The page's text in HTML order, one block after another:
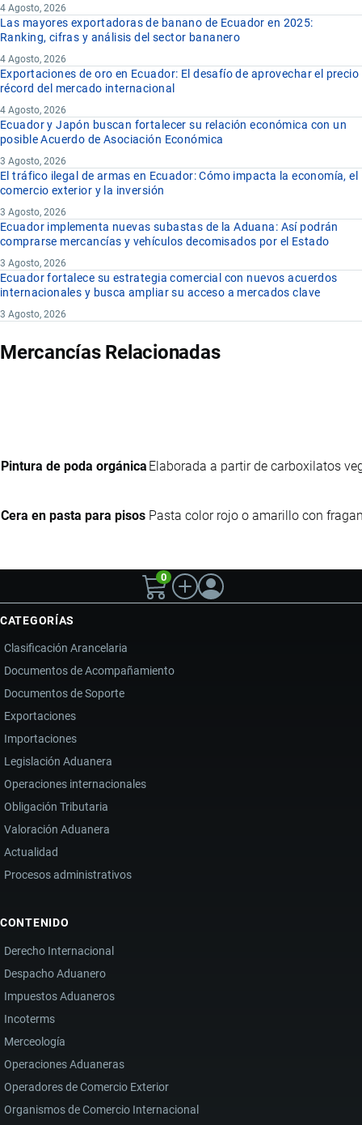
4 Agosto, 2026
Las mayores exportadoras de banano de Ecuador en 2025:
Ranking, cifras y análisis del sector bananero
4 Agosto, 2026
Exportaciones de oro en Ecuador: El desafío de aprovechar el precio
récord del mercado internacional
4 Agosto, 2026
Ecuador y Japón buscan fortalecer su relación económica con un
posible Acuerdo de Asociación Económica
3 Agosto, 2026
El tráfico ilegal de armas en Ecuador: Cómo impacta la economía, el
comercio exterior y la inversión
3 Agosto, 2026
Ecuador implementa nuevas subastas de la Aduana: Así podrán
comprarse mercancías y vehículos decomisados por el Estado
3 Agosto, 2026
Ecuador fortalece su estrategia comercial con nuevos acuerdos
internacionales y busca ampliar su acceso a mercados clave
3 Agosto, 2026
Mercancías Relacionadas
Pintura de poda orgánica Elaborada a partir de carboxilatos
Cera en pasta para pisos Pasta color rojo o amarillo con
0
CATEGORÍAS
Clasificación Arancelaria
Documentos de Acompañamiento
Documentos de Soporte
Exportaciones
Importaciones
Legislación Aduanera
Operaciones internacionales
Obligación Tributaria
Valoración Aduanera
Actualidad
Procesos administrativos
CONTENIDO
Derecho Internacional
Despacho Aduanero
Impuestos Aduaneros
Incoterms
Merceología
Operaciones Aduaneras
Operadores de Comercio Exterior
Organismos de Comercio Internacional